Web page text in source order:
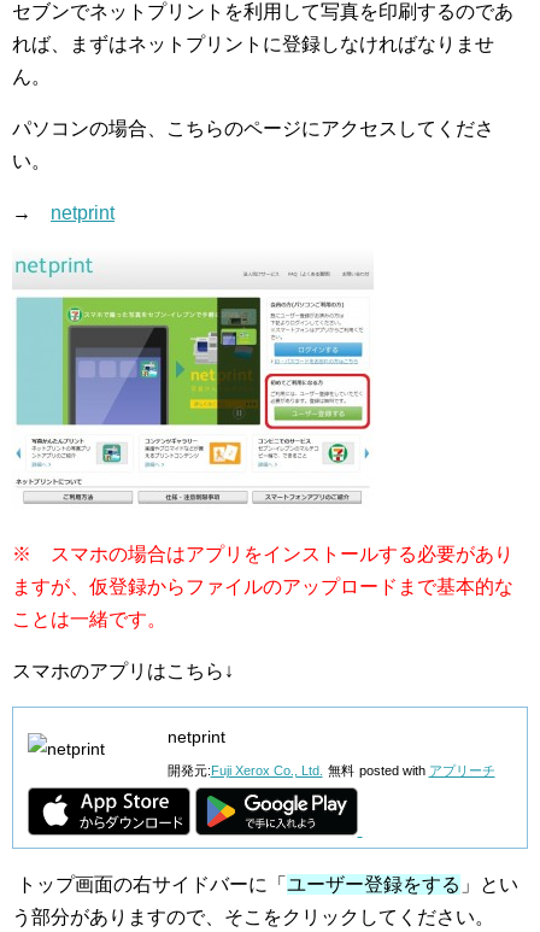
セブンでネットプリントを利用して写真を印刷するのであ
れば、まずはネットプリントに登録しなければなりませ
ん。
パソコンの場合、こちらのページにアクセスしてくださ
い。
→ netprint
※ スマホの場合はアプリをインストールする必要があり
ますが、仮登録からファイルのアップロードまで基本的な
ことは一緒です。
スマホのアプリはこちら↓
netprint
開発元:Fuji Xerox Co., Ltd. 無料 posted with アプリーチ
トップ画面の右サイドバーに「 ユーザー登録をする 」とい
う部分がありますので、そこをクリックしてください。